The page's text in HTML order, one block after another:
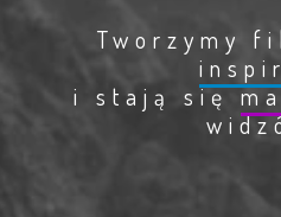
Tworzymy
i stają się